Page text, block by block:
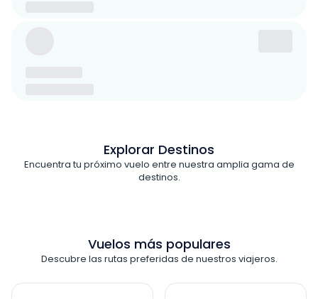
Explorar Destinos
Encuentra tu próximo vuelo entre nuestra amplia gama de
destinos.
Vuelos más populares
Descubre las rutas preferidas de nuestros viajeros.